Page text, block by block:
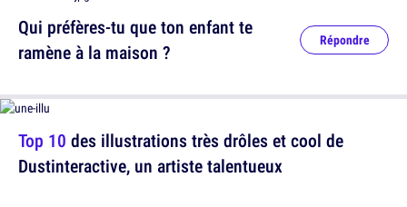
Qui préfères-tu que ton enfant te
ramène à la maison ?
Répondre
Top 10 des illustrations très drôles et cool de
Dustinteractive, un artiste talentueux